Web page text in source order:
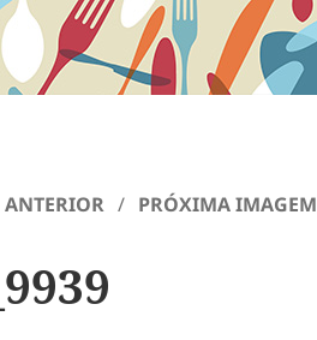
PRÓXIMA IMAGEM